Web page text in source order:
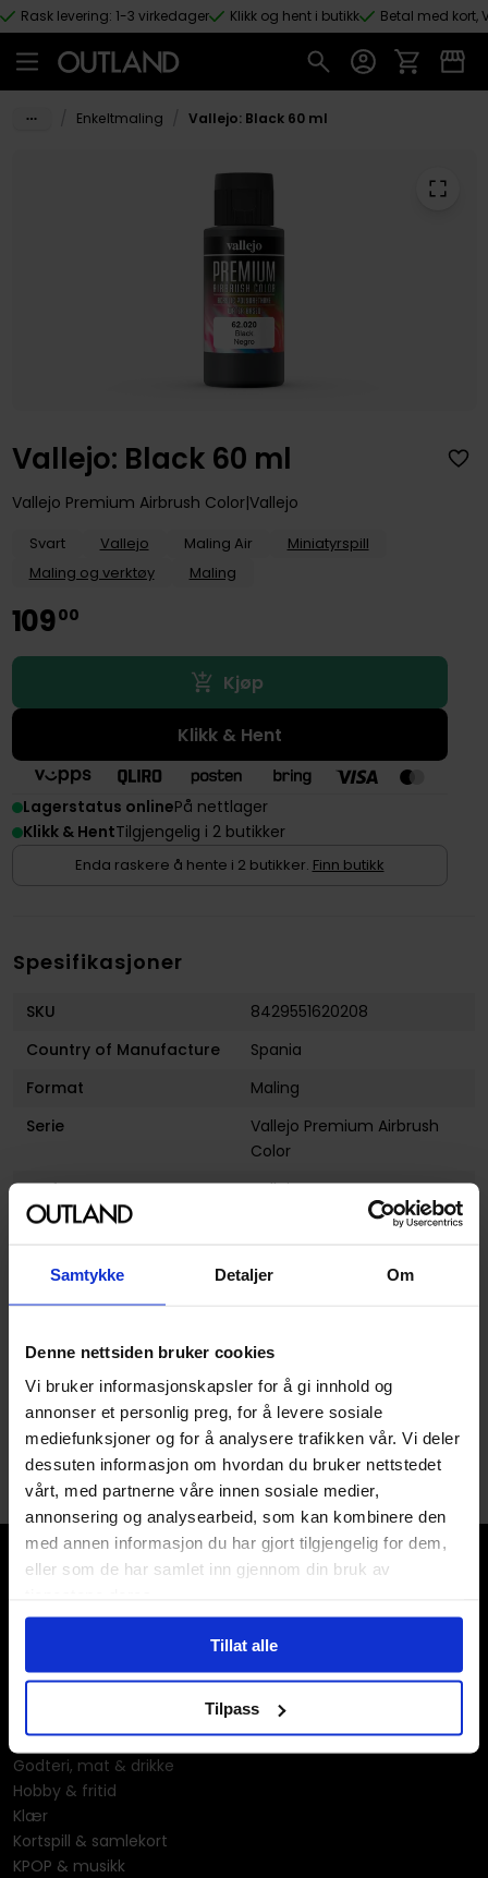
Samtykke Detaljer Om
Denne nettsiden bruker cookies
Vi bruker informasjonskapsler for å gi innhold og
annonser et personlig preg, for å levere sosiale
mediefunksjoner og for å analysere trafikken vår. Vi deler
dessuten informasjon om hvordan du bruker nettstedet
vårt, med partnerne våre innen sosiale medier,
annonsering og analysearbeid, som kan kombinere den
med annen informasjon du har gjort tilgjengelig for dem,
eller som de har samlet inn gjennom din bruk av
Tillat alle
Tilpass
Hopp til hovedinnhold
Rask levering: 1-3 virkedager Klikk og hent i butikk Betal med kort,
Enkeltmaling Vallejo: Black 60 ml
Vallejo: Black 60 ml
Vallejo Premium Airbrush Color Vallejo
Svart Vallejo Maling Air
Miniatyrspill
Maling og verktøy
Maling
10900
Kjøp
Klikk & Hent
Lagerstatus onlinePå nettlager
Klikk & HentTilgjengelig i 2 butikker
Enda raskere å hente i 2 butikker. Finn butikk
Spesifikasjoner
SKU
8429551620208
Country of Manufacture
Spania
Format
Maling
Serie
Vallejo Premium Airbrush
Color
Forfattere
Vallejo
Utgiver
Avansert Format
Maling Air
Produsent
Farge
Svart
Våre kategorier
Bøker
Godteri, mat & drikke
Hobby & fritid
Klær
Kortspill & samlekort
KPOP & musikk